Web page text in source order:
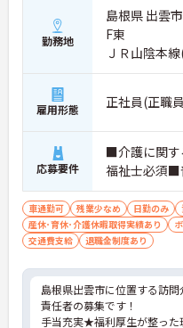
勤務地
島根県 出雲
F東
ＪＲ山陰本
車3分
雇用形態 正社員(正職
応募要件
■介護に関
福祉士必須■
車通勤可 残業少なめ 日勤のみ
産休･育休･介護休暇取得実績あり
交通費支給
退職金制度あり
島根県出雲市に位置する訪
責任者の募集です！
手当充実★福利厚生が整っ